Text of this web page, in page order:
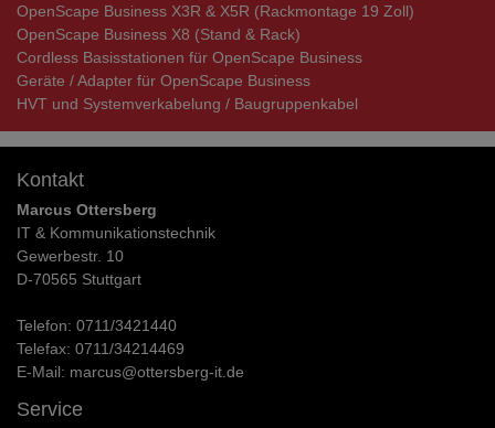
OpenScape Business X3R & X5R (Rackmontage 19 Zoll)
OpenScape Business X8 (Stand & Rack)
Cordless Basisstationen für OpenScape Business
Geräte / Adapter für OpenScape Business
HVT und Systemverkabelung / Baugruppenkabel
Kontakt
Marcus Ottersberg
IT & Kommunikationstechnik
Gewerbestr. 10
D-70565 Stuttgart
Telefon: 0711/3421440
Telefax: 0711/34214469
E-Mail: marcus@ottersberg-it.de
Service